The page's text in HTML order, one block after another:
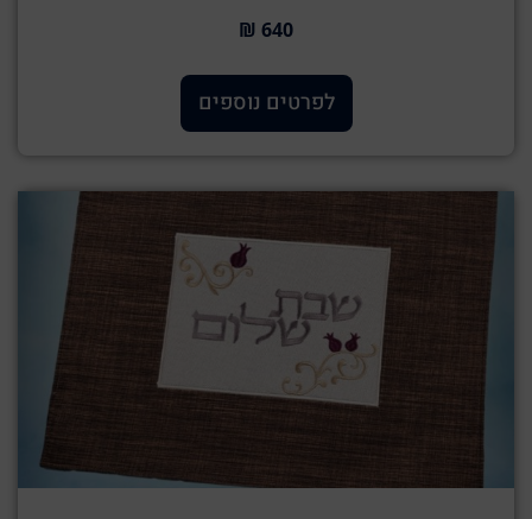
640 ₪
לפרטים נוספים